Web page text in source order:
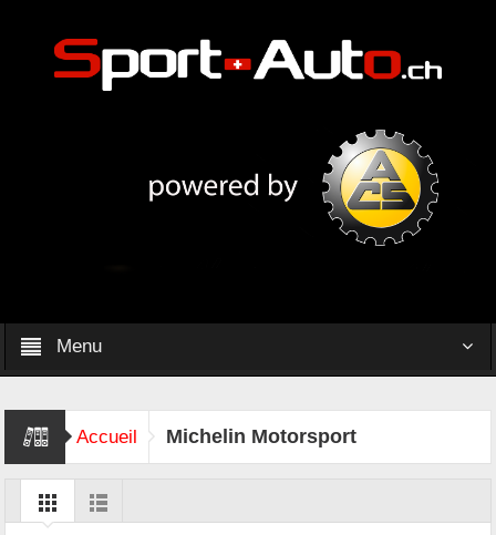
Menu
Accueil Michelin Motorsport